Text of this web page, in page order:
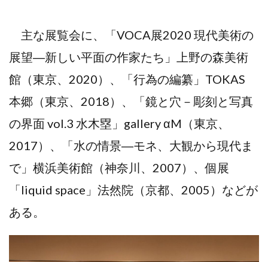
主な展覧会に、「VOCA展2020 現代美術の
展望―新しい平面の作家たち」上野の森美術
館（東京、2020）、「行為の編纂」TOKAS
本郷（東京、2018）、「鏡と穴－彫刻と写真
の界面 vol.3 水木塁」gallery αM（東京、
2017）、「水の情景―モネ、大観から現代ま
で」横浜美術館（神奈川、2007）、個展
「liquid space」法然院（京都、2005）などが
ある。